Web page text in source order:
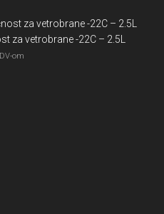
bila:
750,00 рсд.
za vetrobrane -22C – 2.5L
om